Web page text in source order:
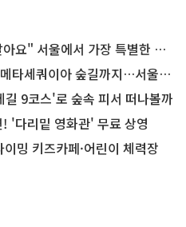
에서 가장 특별한 편의점의 정체
이아 숲길까지…서울둘레길 15코스
9코스'로 숲속 피서 떠나볼까
'다리밑 영화관' 무료 상영
밍 키즈카페·어린이 체력장